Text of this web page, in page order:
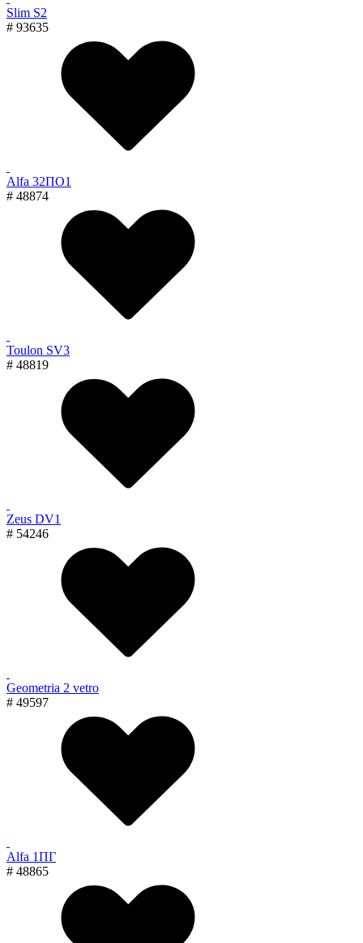
Slim S2
# 93635
Alfa 32ПО1
# 48874
Toulon SV3
# 48819
Zeus DV1
# 54246
Geometria 2 vetro
# 49597
Alfa 1ПГ
# 48865